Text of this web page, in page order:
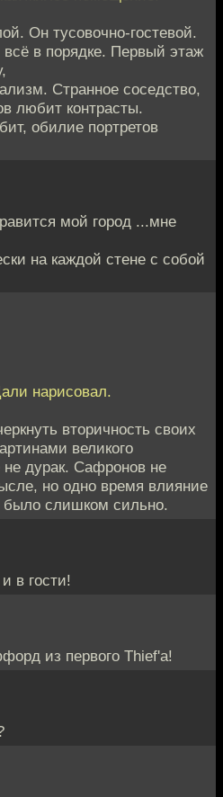
Он тусовочно-гостевой.
в порядке. Первый этаж
Странное соседство,
любит контрасты.
обилие портретов
мой город ...мне
на каждой стене с собой
нарисовал.
вторичность своих
великого
дурак. Сафронов не
но одно время влияние
было слишком сильно.
в гости!
из первого Thief'а!